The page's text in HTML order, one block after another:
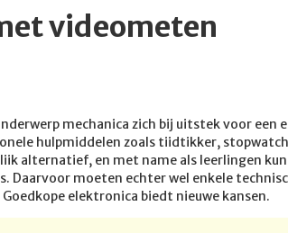
videometen
mechanica zich bij uitstek voor een
hulpmiddelen zoals tiidtikker,
alternatief, en met name als leerlingen
Daarvoor moeten echter wel enkele
elektronica biedt nieuwe kansen.